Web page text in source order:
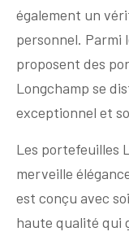
également un
personnel. Parmi
proposent des
Longchamp se
exceptionnel et
Les portefeuilles
merveille
est conçu avec
haute qualité qui